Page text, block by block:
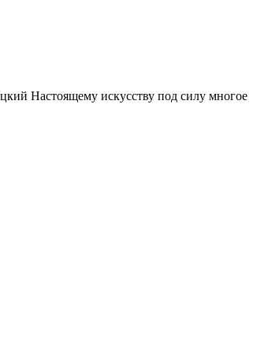
Настоящему искусству под силу многое